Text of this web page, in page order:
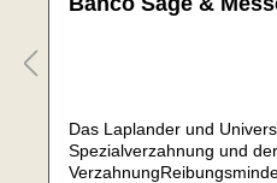
Das Laplander und
Spezialverzahnung und